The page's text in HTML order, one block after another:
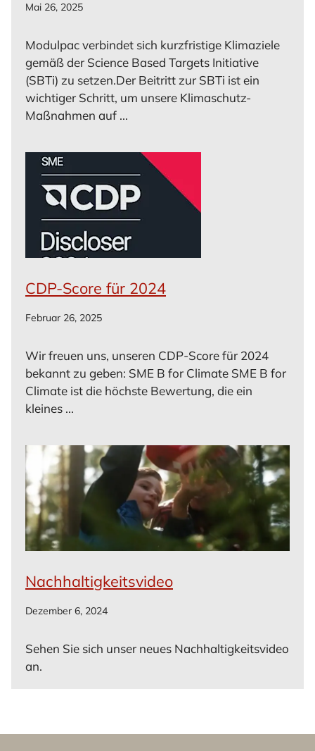
Mai 26, 2025
Modulpac verbindet sich kurzfristige Klimaziele
gemäß der Science Based Targets Initiative
(SBTi) zu setzen.Der Beitritt zur SBTi ist ein
wichtiger Schritt, um unsere Klimaschutz-
Maßnahmen auf ...
CDP-Score für 2024
Februar 26, 2025
Wir freuen uns, unseren CDP-Score für 2024
bekannt zu geben: SME B for Climate SME B for
Climate ist die höchste Bewertung, die ein
kleines ...
Nachhaltigkeitsvideo
Dezember 6, 2024
Sehen Sie sich unser neues Nachhaltigkeitsvideo
an.